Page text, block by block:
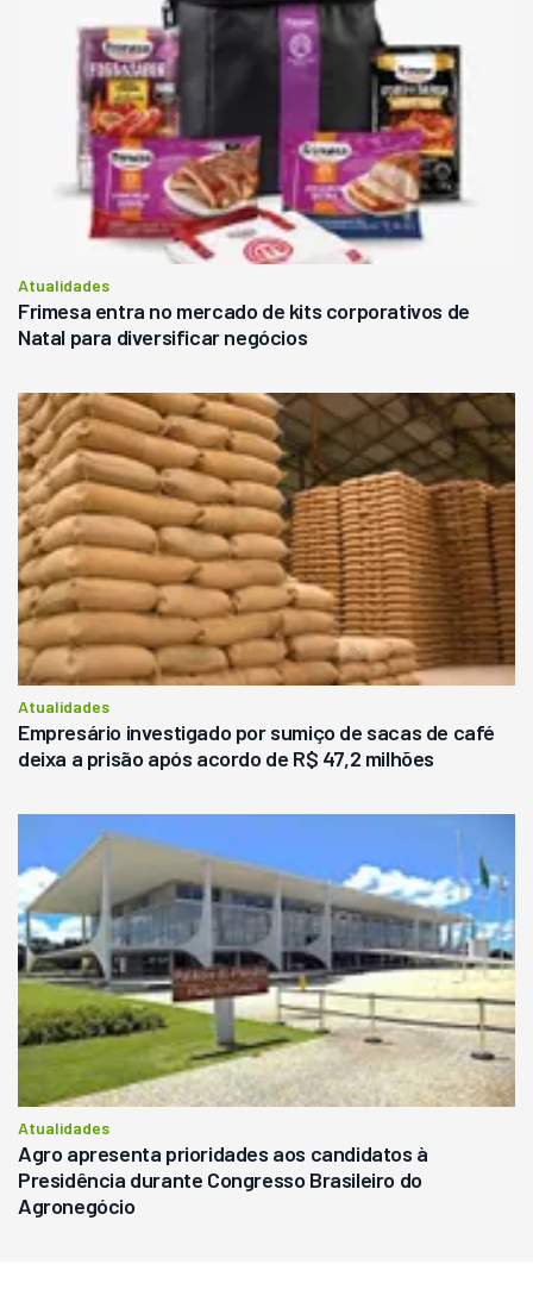
Atualidades
Frimesa entra no mercado de kits corporativos de
Natal para diversificar negócios
Atualidades
Empresário investigado por sumiço de sacas de café
deixa a prisão após acordo de R$ 47,2 milhões
Atualidades
Agro apresenta prioridades aos candidatos à
Presidência durante Congresso Brasileiro do
Agronegócio